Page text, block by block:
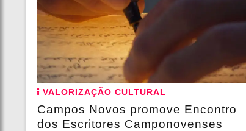
VALORIZAÇÃO CULTURAL
Campos Novos promove Encontro
dos Escritores Camponovenses